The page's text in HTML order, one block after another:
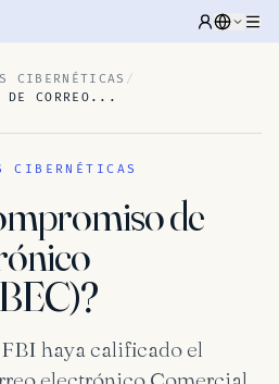
CIBERNÉTICAS /
DE CORREO...
CIBERNÉTICAS
de
haya calificado el